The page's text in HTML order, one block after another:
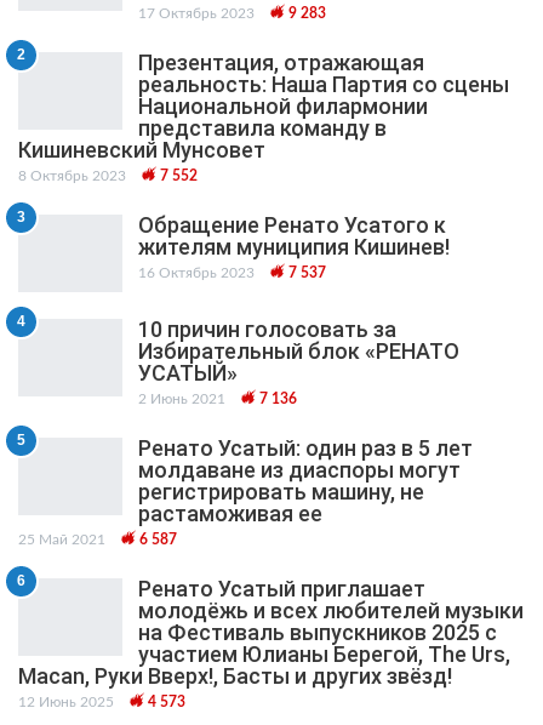
17 Октябрь 2023 9 283
2
Презентация, отражающая
реальность: Наша Партия со сцены
Национальной филармонии
представила команду в
Кишиневский Мунсовет
8 Октябрь 2023 7 552
3
Обращение Ренато Усатого к
жителям муниципия Кишинев!
16 Октябрь 2023 7 537
4
10 причин голосовать за
Избирательный блок «РЕНАТО
УСАТЫЙ»
2 Июнь 2021 7 136
5
Ренато Усатый: один раз в 5 лет
молдаване из диаспоры могут
регистрировать машину, не
растаможивая ее
25 Май 2021 6 587
6
Ренато Усатый приглашает
молодёжь и всех любителей музыки
на Фестиваль выпускников 2025 с
участием Юлианы Берегой, The Urs,
Macan, Руки Вверх!, Басты и других звёзд!
12 Июнь 2025 4 573